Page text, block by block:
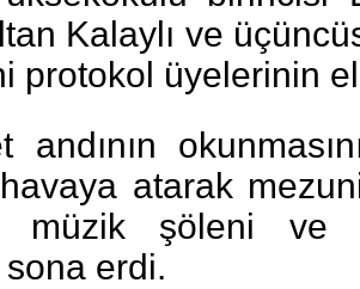
Kalaylı ve
protokol üyelerinin
andının
atarak
müzik şöleni ve
erdi.